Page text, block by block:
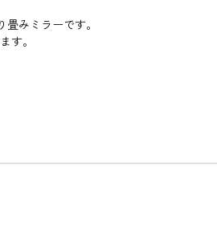
みミラーです。
す。